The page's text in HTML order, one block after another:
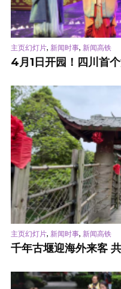
主页幻灯片, 新闻时事, 新闻高铁
4月1日开园！四川首
主页幻灯片, 新闻时事, 新闻高铁
千年古堰迎海外来客